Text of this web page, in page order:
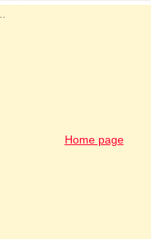
Home page